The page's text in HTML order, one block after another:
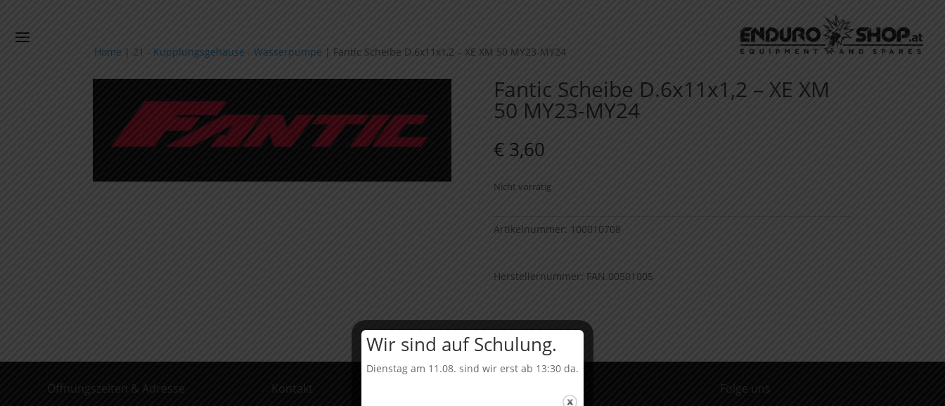
Home |21 - Kupplungsgehäuse - Wasserpumpe Fantic Scheibe D.6x11x1,2 – XE XM 50 MY23-MY24
Fantic Scheibe D.6x11x1,2 – XE XM
50 MY23-MY24
€3,60
Nicht vorrätig
Artikelnummer: 100010708
Herstellernummer: FAN.00501005
Öffnungszeiten & Adresse Kontakt Folge uns
Wir sind auf Schulung.
Dienstag am 11.08. sind wir erst ab 13:30 da.